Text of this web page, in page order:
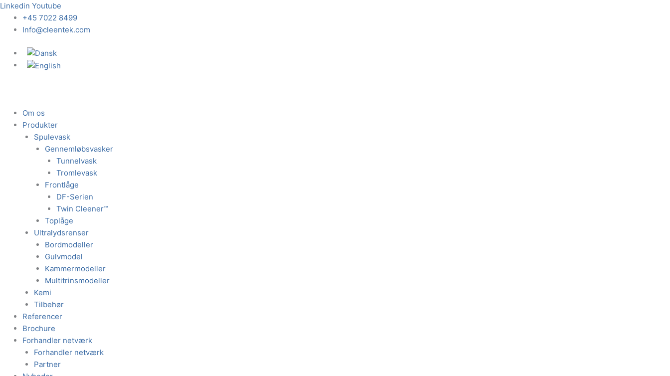
Gå
indholdet
Linkedin Youtube
+45 7022 8499
Info@cleentek.com
Om os
Produkter
Spulevask
Gennemløbsvasker
Tunnelvask
Tromlevask
Frontlåge
DF-Serien
Twin Cleener™
Toplåge
Ultralydsrenser
Bordmodeller
Gulvmodel
Kammermodeller
Multitrinsmodeller
Kemi
Tilbehør
Referencer
Brochure
Forhandler netværk
Forhandler netværk
Partner